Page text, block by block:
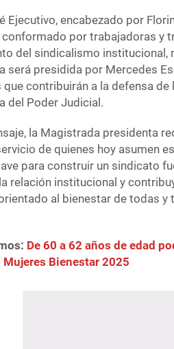
Ejecutivo, encabezado por
conformado por trabajadoras
del sindicalismo institucional,
será presidida por Mercedes
contribuirán a la defensa
del Poder Judicial.
la Magistrada presidenta
de quienes hoy asumen
para construir un sindicato
relación institucional y
al bienestar de todas y
De 60 a 62 años de edad
Bienestar 2025